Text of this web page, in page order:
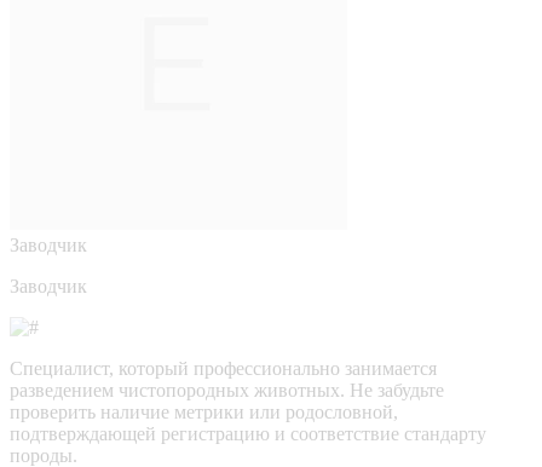
Заводчик
Заводчик
Специалист, который профессионально занимается
разведением чистопородных животных. Не забудьте
проверить наличие метрики или родословной,
подтверждающей регистрацию и соответствие стандарту
породы.